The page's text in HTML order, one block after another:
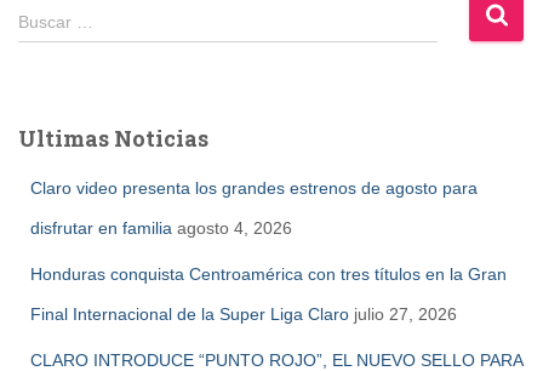
B
u
r
Buscar …
Ultimas Noticias
Claro video presenta los grandes estrenos de agosto para
disfrutar en familia agosto 4, 2026
Honduras conquista Centroamérica con tres títulos en la Gran
Final Internacional de la Super Liga Claro julio 27, 2026
CLARO INTRODUCE “PUNTO ROJO”, EL NUEVO SELLO PARA